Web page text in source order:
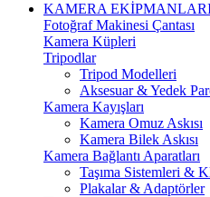
KAMERA
Fotoğraf Makinesi Çantası
Kamera Küpleri
Tripodlar
Tripod Modelleri
Aksesuar & Yedek
Kamera Kayışları
Kamera Omuz Askısı
Kamera Bilek Askısı
Kamera Bağlantı Aparatları
Taşıma Sistemleri &
Plakalar & Adaptörler